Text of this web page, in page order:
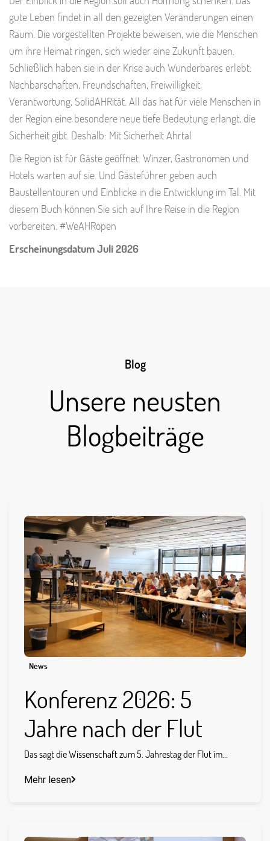
gute Leben findet in all den gezeigten Veränderungen einen
Raum. Die vorgestellten Projekte beweisen, wie die Menschen
um ihre Heimat ringen, sich wieder eine Zukunft bauen.
Schließlich haben sie in der Krise auch Wunderbares erlebt:
Nachbarschaften, Freundschaften, Freiwilligkeit,
Verantwortung, SolidAHRität. All das hat für viele Menschen in
der Region eine besondere neue tiefe Bedeutung erlangt, die
Sicherheit gibt. Deshalb: Mit Sicherheit Ahrtal
Die Region ist für Gäste geöffnet. Winzer, Gastronomen und
Hotels warten auf sie. Und Gästeführer geben auch
Baustellentouren und Einblicke in die Entwicklung im Tal. Mit
diesem Buch können Sie sich auf Ihre Reise in die Region
vorbereiten. #WeAHRopen
Erscheinungsdatum Juli 2026
Blog
Unsere neusten
Blogbeiträge
News
Konferenz 2026: 5
Jahre nach der Flut
Das sagt die Wissenschaft zum 5. Jahrestag der Flut im...
Mehr lesen